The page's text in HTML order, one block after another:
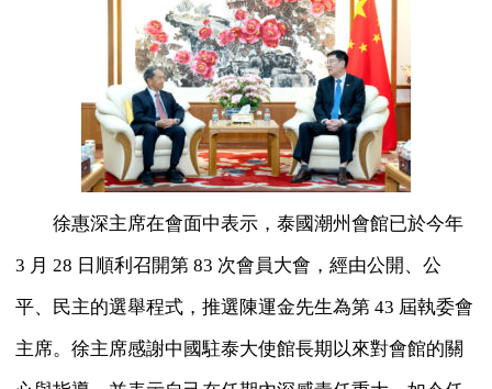
徐惠深主席在會面中表示，泰國潮州會館已於今年
3 月 28 日順利召開第 83 次會員大會，經由公開、公
平、民主的選舉程式，推選陳運金先生為第 43 屆執委會
主席。徐主席感謝中國駐泰大使館長期以來對會館的關